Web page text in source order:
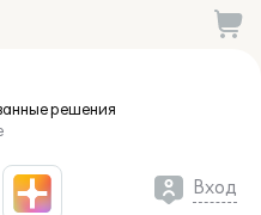
решения
Вход